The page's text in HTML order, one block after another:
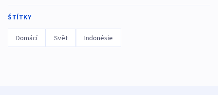
ŠTÍTKY
Domácí Svět Indonésie